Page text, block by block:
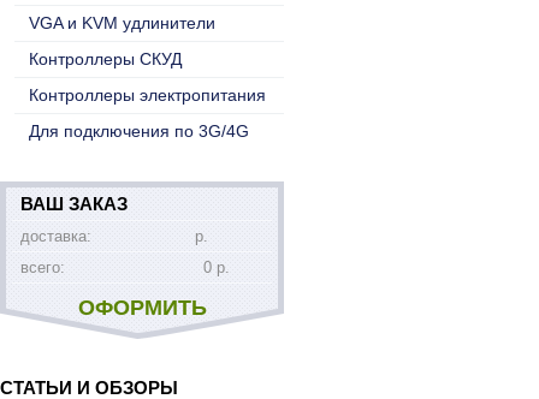
VGA и KVM удлинители
Контроллеры СКУД
Контроллеры электропитания
Для подключения по 3G/4G
ВАШ ЗАКАЗ
доставка:
р.
всего:
0 р.
ОФОРМИТЬ
СТАТЬИ И ОБЗОРЫ